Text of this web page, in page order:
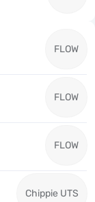
FLOW
FLOW
FLOW
Chippie UTS